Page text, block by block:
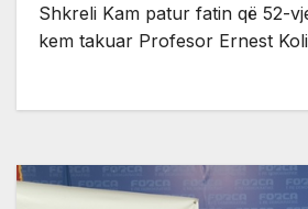
Shkreli Kam patur fatin që 52-
kem takuar Profesor Ernest